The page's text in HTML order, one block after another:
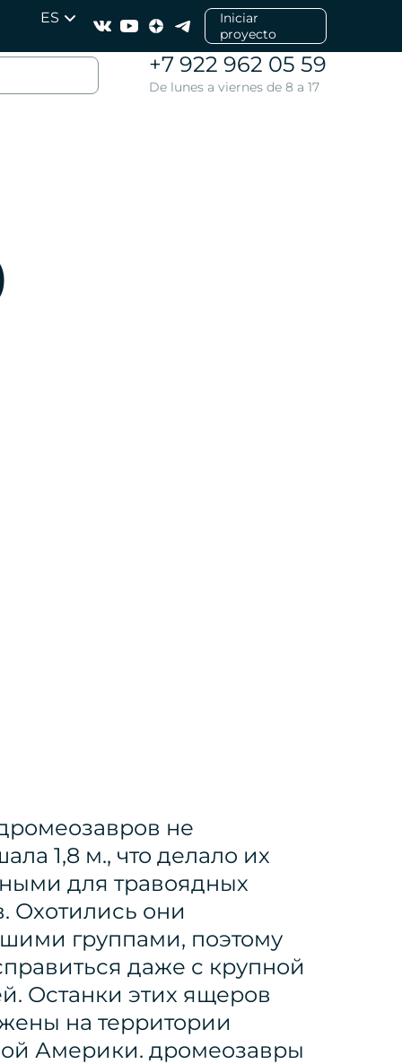
ES
Iniciar
proyecto
+7 922 962 05 59
De lunes a viernes de 8 a 17
не
1,8 м., что делало их
для травоядных
Охотились они
группами, поэтому
даже с крупной
Останки этих ящеров
на территории
Америки. дромеозавры